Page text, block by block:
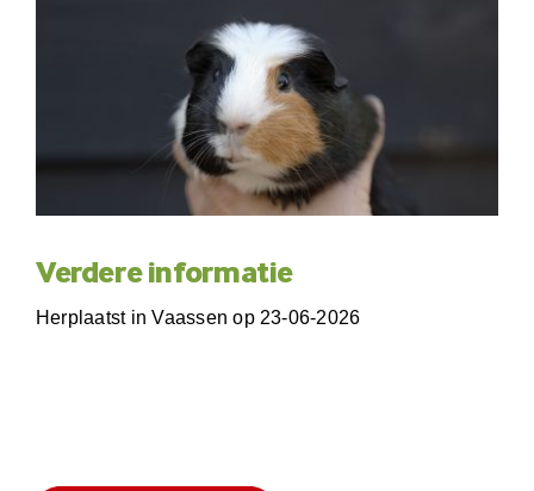
Verdere informatie
Herplaatst in Vaassen op 23-06-2026